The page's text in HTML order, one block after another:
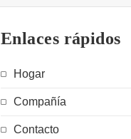
Enlaces rápidos
Hogar
Compañía
Contacto